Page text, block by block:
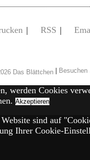
| RSS |
|
werden Cookies
Akzeptieren
sind auf
Ihrer Cookie-